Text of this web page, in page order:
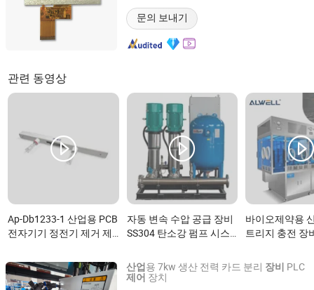
문의 보내기
관련 동영상
Ap-Db1233-1 산업용 PCB
전자기기 정전기 제거 제
무엇인가요?
자동 변속 수압 공급 장비
SS304 탄소강 펌프 시스
닛으로 주거용 상업용 산
업용이(가) 무엇인가요?
바이오제약용
트리지 충전 장
(가) 무엇인가
산업 용 7kw 생산 전력 카드 분리 장비 PLC
제어 장치
Wenzhou Chenyi Machinery Co., Ltd